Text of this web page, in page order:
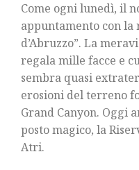
Come ogni lunedì, il
appuntamento con la
d’Abruzzo”. La
regala mille facce e
sembra quasi
erosioni del terreno
Grand Canyon. Oggi
posto magico, la
Atri.